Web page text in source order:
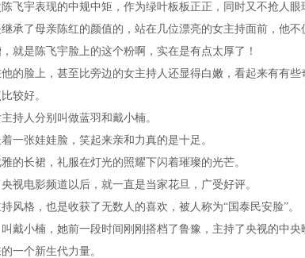
飞宇表现的中规中矩，作为绿叶板板正正，同时又不抢人眼
承了母亲陈红的颜值的，站在几位漂亮的女主持面前，他不
就是陈飞宇脸上的这个粉啊，实在是有点太厚了！
的脸上，甚至比旁边的女主持人还显得白嫩，看起来有有些
较好。
持人分别叫做蓝羽和戴小楠。
一张娃娃脸，笑起来亲和力真的是十足。
的长裙，礼服在灯光的照耀下闪着璀璨的光芒。
视电影频道以后，就一直是当家花旦，广受好评。
风格，也是收获了无数人的喜欢，被人称为“国泰民安脸”。
戴小楠，她前一段时间刚刚搭档了鲁豫，主持了央视的中央
一个新生代力量。